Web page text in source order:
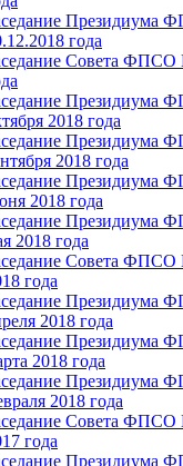
Президиума
года
Совета ФПСО
Президиума
2018 года
Президиума
2018 года
Президиума
2018 года
Президиума
2018 года
Совета ФПСО
года
Президиума
2018 года
Президиума
2018 года
Президиума
2018 года
Совета ФПСО
года
Президиума